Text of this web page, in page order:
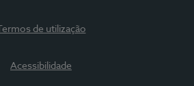
Termos de utilização
Acessibilidade